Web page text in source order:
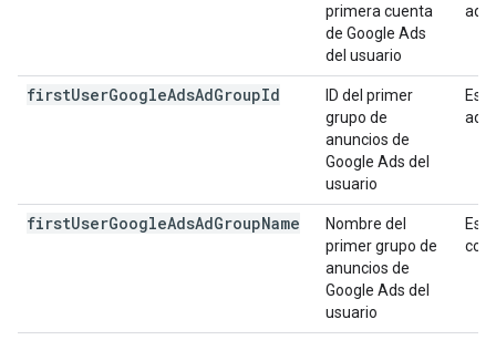
primera cuenta
de Google Ads
del usuario
firstUserGoogleAdsAdGroupId
ID del primer
grupo de
anuncios de
Google Ads del
usuario
Es
firstUserGoogleAdsAdGroupName
Nombre del
primer grupo de
anuncios de
Google Ads del
usuario
Es
con